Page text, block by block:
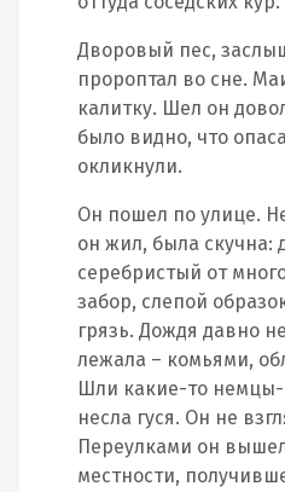
Дворовый пес,
пророптал во сне.
калитку. Шел он
было видно, что
окликнули.
Он пошел по улице.
он жил, была скучна:
серебристый от
забор, слепой
грязь. Дождя давно
лежала – комьями,
Шли какие-то
несла гуся. Он не
Переулками он
местности,